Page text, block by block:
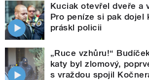
Kuciak otevřel dveře a
Pro peníze si pak dojel
práskl policii
„Ruce vzhůru!“
katy byl zlomový,
s vraždou spojil